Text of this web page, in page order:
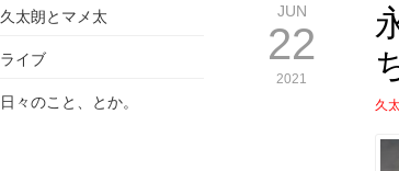
久太朗とマメ太
ライブ
日々のこと、とか。
JUN
22
2021
久